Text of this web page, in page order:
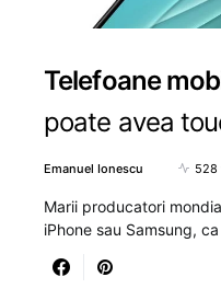
Telefoane
poate avea
Emanuel Ionescu 528
Marii producatori
iPhone sau Samsung,